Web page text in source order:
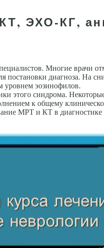
ЭХО-КГ,
Многие врачи
постановки диагноза. На
уровнем эозинофилов.
этого синдрома.
к общему
МРТ и КТ в диагностике